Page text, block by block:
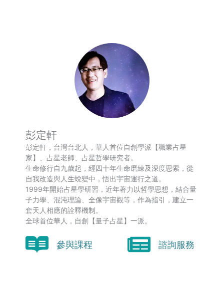
彭定軒
彭定軒，台灣台北人，華人首位自創學派【職業占星
家】、占星老師、占星哲學研究者。
生命修行自九歲起，經四十年生命磨練及深度思索，從
自我改造與人生蛻變中，悟出宇宙運行之道。
1999年開始占星學研習，近年著力以哲學思想，結合量
子力學、混沌理論、全像宇宙觀等，作為指引，建立一
套天人相應的詮釋機制。
全球首位華人，自創【量子占星】一派。
參與課程 諮詢服務